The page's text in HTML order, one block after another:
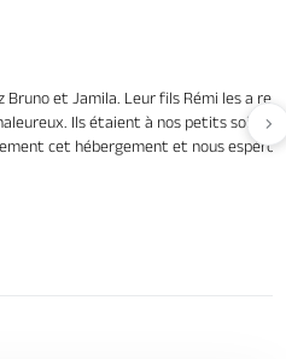
et Jamila. Leur fils Rémi les a
Ils étaient à nos petits soins,
cet hébergement et nous